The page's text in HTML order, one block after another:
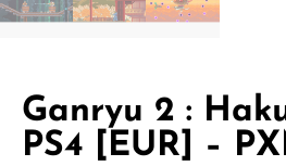
Ganryu 2 :
PS4 [EUR] –